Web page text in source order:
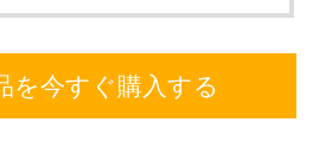
を今すぐ購入する